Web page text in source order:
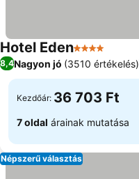
Hotel Eden4 Kategória
8,4Nagyon jó (3510 értékelés)
Kezdőár: 36 703 Ft
7 oldal árainak mutatása
Népszerű választás